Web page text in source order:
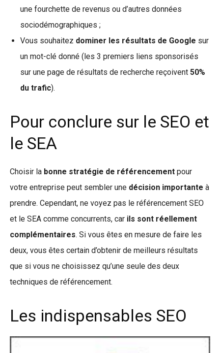
une fourchette de revenus ou d’autres données
sociodémographiques ;
Vous souhaitez dominer les résultats de Google sur
un mot-clé donné (les 3 premiers liens sponsorisés
sur une page de résultats de recherche reçoivent 50%
du trafic).
Pour conclure sur le SEO et
le SEA
Choisir la bonne stratégie de référencement pour
votre entreprise peut sembler une décision importante à
prendre. Cependant, ne voyez pas le référencement SEO
et le SEA comme concurrents, car ils sont réellement
complémentaires. Si vous êtes en mesure de faire les
deux, vous êtes certain d’obtenir de meilleurs résultats
que si vous ne choisissez qu’une seule des deux
techniques de référencement.
Les indispensables SEO